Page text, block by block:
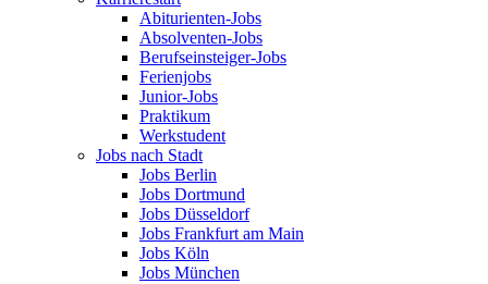
Abiturienten-Jobs
Absolventen-Jobs
Berufseinsteiger-Jobs
Ferienjobs
Junior-Jobs
Praktikum
Werkstudent
Jobs nach Stadt
Jobs Berlin
Jobs Dortmund
Jobs Düsseldorf
Jobs Frankfurt am Main
Jobs Köln
Jobs München